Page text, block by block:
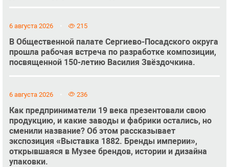
6 августа 2026 215
В Общественной палате Сергиево-Посадского округа
прошла рабочая встреча по разработке композиции,
посвященной 150-летию Василия Звёздочкина.
6 августа 2026 236
Как предприниматели 19 века презентовали свою
продукцию, и какие заводы и фабрики остались, но
сменили название? Об этом рассказывает
экспозиция «Выставка 1882. Бренды империи»,
открывшаяся в Музее брендов, истории и дизайна
упаковки.